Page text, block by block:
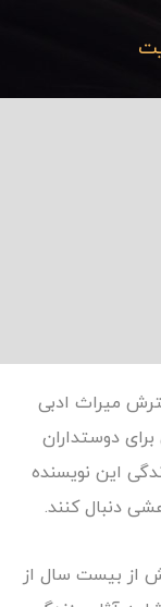
میراث ادبی
دوستداران
این نویسنده
دنبال کنند.
از بیست سال از